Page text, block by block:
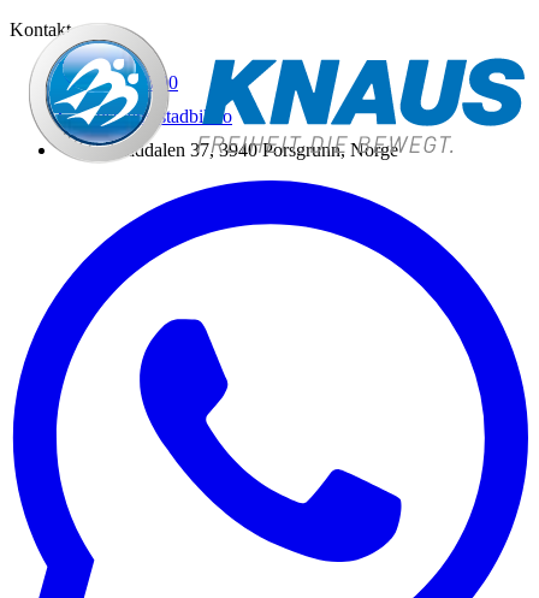
Kontakt
35 56 98 90
post@heistadbil.no
Heistaddalen 37, 3940 Porsgrunn, Norge